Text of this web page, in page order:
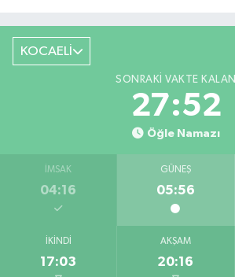
KOCAELİ
SONRAKI VAKTE KALAN
27:52
Öğle Namazı
İMSAK
04:16
GÜNEŞ
05:56
İKINDI
17:03
AKŞAM
20:16